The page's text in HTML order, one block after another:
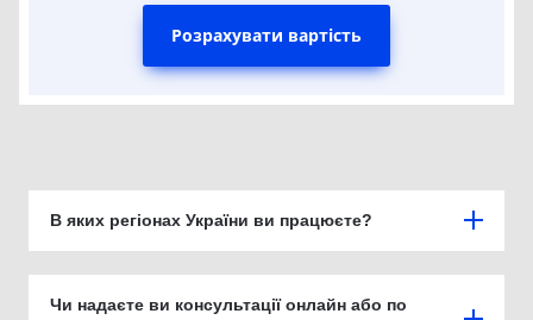
Розрахувати вартість
В яких регіонах України ви працюєте?
Чи надаєте ви консультації онлайн або по